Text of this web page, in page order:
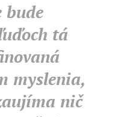
bude
tá
myslenia,
nič